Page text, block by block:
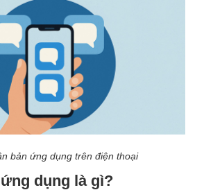
bản ứng dụng trên điện thoại
dụng là gì?